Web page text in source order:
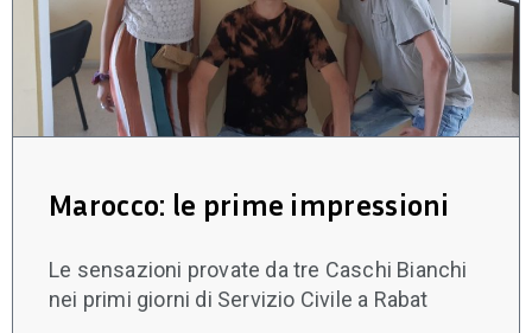
Marocco: le prime impressioni
Le sensazioni provate da tre Caschi Bianchi
nei primi giorni di Servizio Civile a Rabat